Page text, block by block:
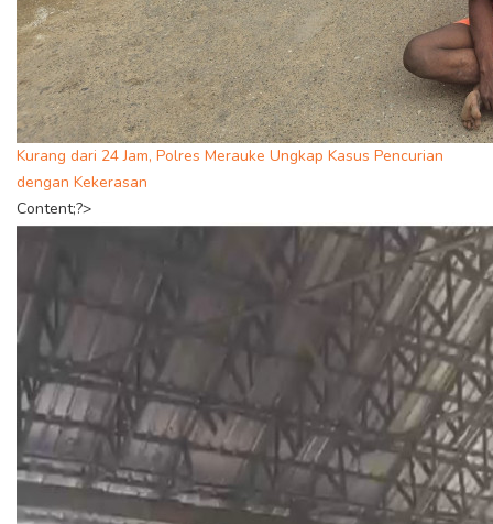
Kurang dari 24 Jam, Polres Merauke Ungkap Kasus Pencurian
dengan Kekerasan
Content;?>